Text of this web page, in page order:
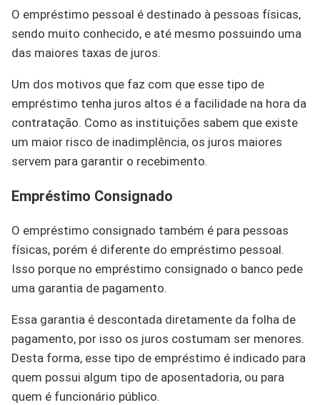
O empréstimo pessoal é destinado à pessoas físicas,
sendo muito conhecido, e até mesmo possuindo uma
das maiores taxas de juros.
Um dos motivos que faz com que esse tipo de
empréstimo tenha juros altos é a facilidade na hora da
contratação. Como as instituições sabem que existe
um maior risco de inadimplência, os juros maiores
servem para garantir o recebimento.
Empréstimo Consignado
O empréstimo consignado também é para pessoas
físicas, porém é diferente do empréstimo pessoal.
Isso porque no empréstimo consignado o banco pede
uma garantia de pagamento.
Essa garantia é descontada diretamente da folha de
pagamento, por isso os juros costumam ser menores.
Desta forma, esse tipo de empréstimo é indicado para
quem possui algum tipo de aposentadoria, ou para
quem é funcionário público.